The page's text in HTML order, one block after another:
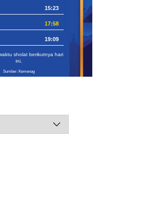
15:23
17:58
19:09
sholat berikutnya hari
ini.
Sumber: Kemenag